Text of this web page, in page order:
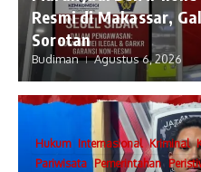
Resmi di Makassar,
Sorotan
Budiman Agustus 6, 2026
Hukum Internasional Kriminal
Pariwisata Pemerintahan